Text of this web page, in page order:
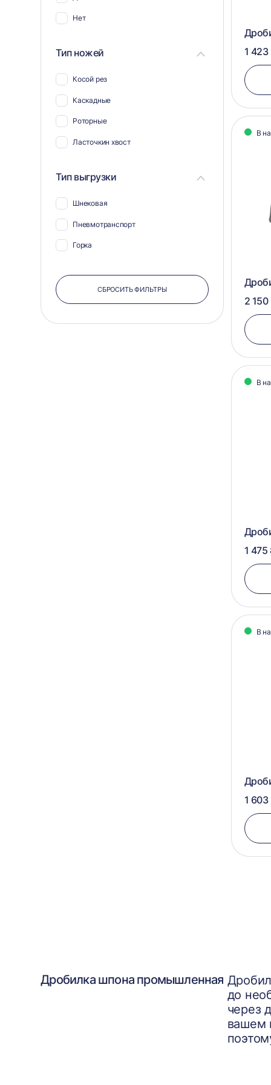
Нет
Тип ножей
Косой рез
Каскадные
Роторные
Ласточкин хвост
Тип выгрузки
Шнековая
Пневмотранспорт
Горка
СБРОСИТЬ ФИЛЬТРЫ
1
В
2 150
В
1
В
1
Дробилка шпона промышленная
до
через
вашем